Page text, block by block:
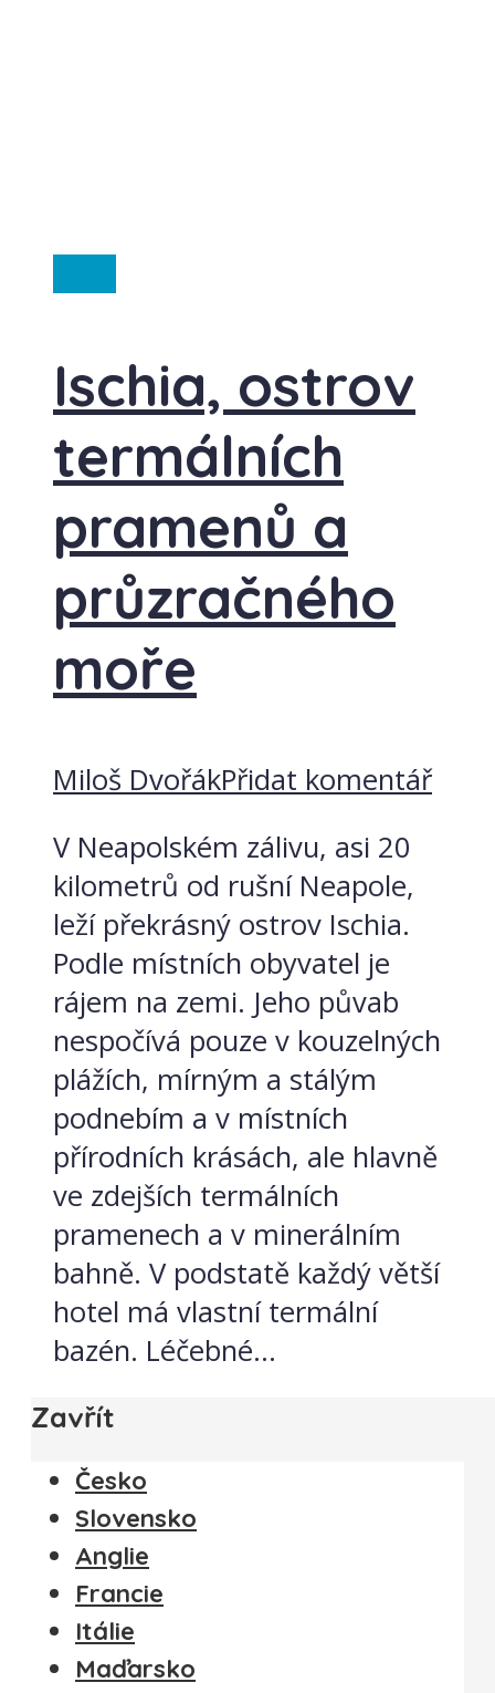
Ischia, ostrov
termálních
pramenů a
průzračného
moře
Miloš DvořákPřidat komentář
V Neapolském zálivu, asi 20
kilometrů od rušní Neapole,
leží překrásný ostrov Ischia.
Podle místních obyvatel je
rájem na zemi. Jeho půvab
nespočívá pouze v kouzelných
plážích, mírným a stálým
podnebím a v místních
přírodních krásách, ale hlavně
ve zdejších termálních
pramenech a v minerálním
bahně. V podstatě každý větší
hotel má vlastní termální
bazén. Léčebné...
Zavřít
Česko
Slovensko
Anglie
Francie
Itálie
Maďarsko